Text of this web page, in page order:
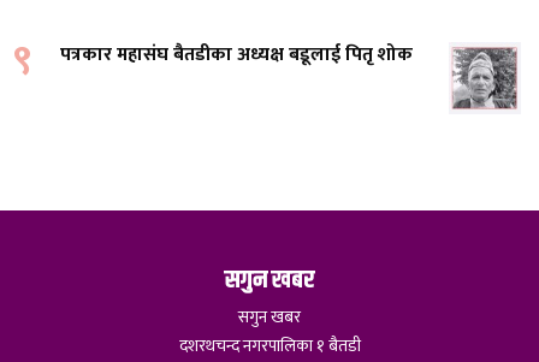
९ पत्रकार महासंघ बैतडीका अध्यक्ष बडूलाई पितृ शोक
सगुन खबर
सगुन खबर
दशरथचन्द नगरपालिका १ बैतडी